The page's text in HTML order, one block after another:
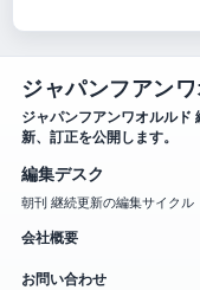
ジャパンフアン
ジャパンフアンワオルルド
新、訂正を公開します。
編集デスク
朝刊 継続更新の編集サイクル
会社概要
お問い合わせ